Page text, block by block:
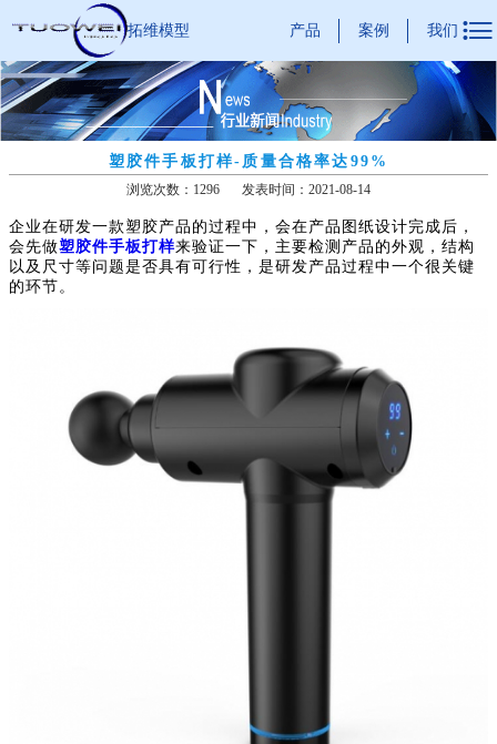
拓维模型 产品 案例 我们 
塑胶件手板打样-质量合格率达99%
浏览次数：1296 发表时间：2021-08-14
企业在研发一款塑胶产品的过程中，会在产品图纸设计完成后，
会先做塑胶件手板打样来验证一下，主要检测产品的外观，结构
以及尺寸等问题是否具有可行性，是研发产品过程中一个很关键
的环节。